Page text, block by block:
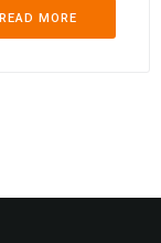
READ MORE